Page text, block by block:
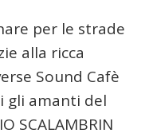
per le strade
alla ricca
Sound Cafè
gli amanti del
SCALAMBRIN